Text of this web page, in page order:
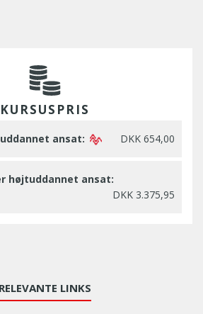
KURSUSPRIS
ansat: DKK 654,00
højtuddannet ansat:
DKK 3.375,95
RELEVANTE LINKS